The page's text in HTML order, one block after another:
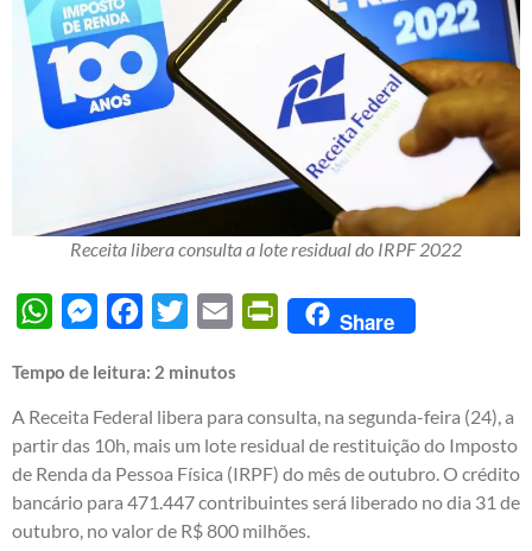
Receita libera consulta a lote residual do IRPF 2022
WhatsAppMessengerFacebook
Twitter Email PrintFriendly
Share
Tempo de leitura: 2 minutos
A Receita Federal libera para consulta, na segunda-feira (24), a
partir das 10h, mais um lote residual de restituição do Imposto
de Renda da Pessoa Física (IRPF) do mês de outubro. O crédito
bancário para 471.447 contribuintes será liberado no dia 31 de
outubro, no valor de R$ 800 milhões.